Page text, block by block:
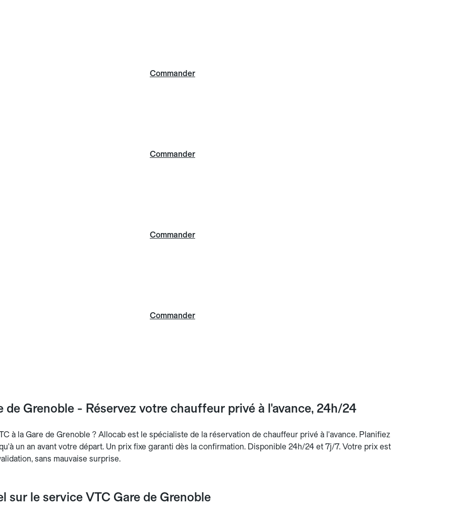
Commander
Commander
Commander
Commander
de Grenoble - Réservez votre chauffeur privé à l'avance, 24h/24
à la Gare de Grenoble ? Allocab est le spécialiste de la réservation de chauffeur privé à l'avance. Planifiez
un an avant votre départ. Un prix fixe garanti dès la confirmation. Disponible 24h/24 et 7j/7. Votre prix est
sans mauvaise surprise.
sur le service VTC Gare de Grenoble